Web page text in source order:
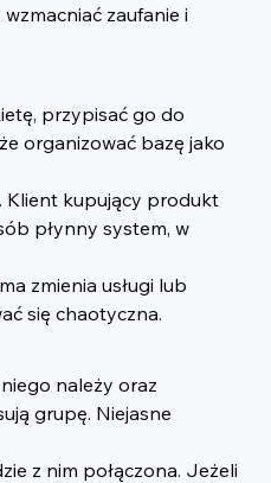
zaufanie i
przypisać go do
organizować bazę jako
Klient kupujący produkt
płynny system, w
zmienia usługi lub
się chaotyczna.
należy oraz
grupę. Niejasne
z nim połączona. Jeżeli